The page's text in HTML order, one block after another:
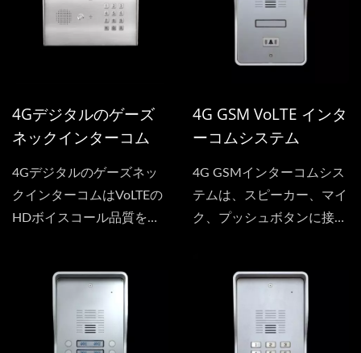
デバイスは、安全なアクセ
ス制御とリアルタイムの来
訪者との対話を提供しま
り、厳しい環境条件に耐え
るため、耐久性と信頼性が
確保されています。 高度
の間でシームレスかつリア
ルタイムなコミュニケーシ
の効果を高めます。
4Gデジタルのゲーズ
ネックインターコム
4Gデジタルのゲーズネッ
クインターコムはVoLTEの
HDボイスコール品質をサ
ションをサポートし、パス
ワードで扉を開くことがで
き、呼び出して扉を開くこ
4G GSM VoLTE インタ
ーコムシステム
4G GSMインターコムシス
テムは、スピーカー、マイ
ク、プッシュボタンに接続
設置されるアドオンインタ
ーコムインターフェースと
して使用され、ワイヤレス